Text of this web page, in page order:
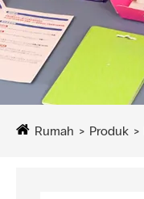
Rumah Produk